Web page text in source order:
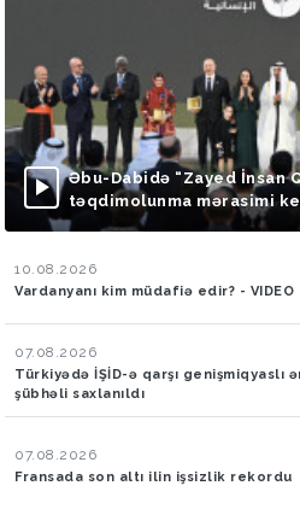
Əbu-Dabidə “Zayed İnsan
təqdimolunma mərasimi
10.08.2026
Vardanyanı kim müdafiə edir? - VIDEO
07.08.2026
Türkiyədə İŞİD-ə qarşı genişmiqyaslı
şübhəli saxlanıldı
07.08.2026
Fransada son altı ilin işsizlik rekordu